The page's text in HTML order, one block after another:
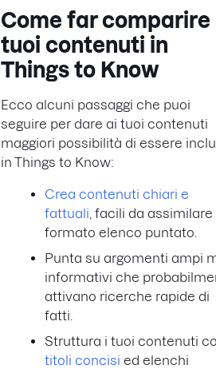
Come far comparire
tuoi contenuti in
Things to Know
Ecco alcuni passaggi che puoi
seguire per dare ai tuoi contenuti
maggiori possibilità di essere
in Things to Know:
Crea contenuti chiari e
fattuali , facili da assimilare
formato elenco puntato.
Punta su argomenti ampi
informativi che
attivano ricerche rapide di
fatti.
Struttura i tuoi contenuti
titoli concisi ed elenchi